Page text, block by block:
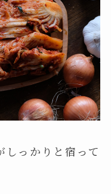
しっかりと宿って